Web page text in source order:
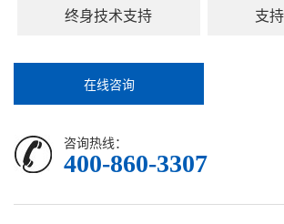
终身技术支持 支
在线咨询
咨询热线：
400-860-3307